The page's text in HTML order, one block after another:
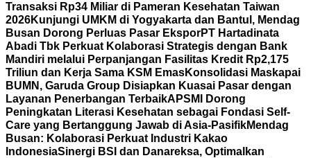
Transaksi Rp34 Miliar di Pameran Kesehatan Taiwan
2026Kunjungi UMKM di Yogyakarta dan Bantul, Mendag
Busan Dorong Perluas Pasar EksporPT Hartadinata
Abadi Tbk Perkuat Kolaborasi Strategis dengan Bank
Mandiri melalui Perpanjangan Fasilitas Kredit Rp2,175
Triliun dan Kerja Sama KSM EmasKonsolidasi Maskapai
BUMN, Garuda Group Disiapkan Kuasai Pasar dengan
Layanan Penerbangan TerbaikAPSMI Dorong
Peningkatan Literasi Kesehatan sebagai Fondasi Self-
Care yang Bertanggung Jawab di Asia-PasifikMendag
Busan: Kolaborasi Perkuat Industri Kakao
IndonesiaSinergi BSI dan Danareksa, Optimalkan